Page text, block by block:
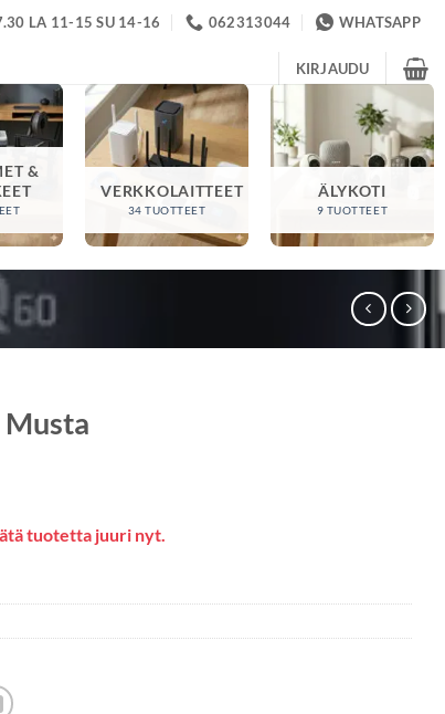
LA 11-15 SU 14-16 062313044 WHATSAPP
KIRJAUDU
&
VERKKOLAITTEET
34 TUOTTEET
ÄLYKOTI
9 TUOTTEET
Musta
tuotetta juuri nyt.